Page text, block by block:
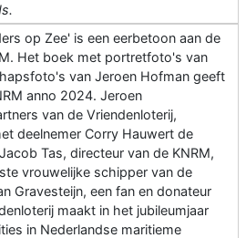
op Zee' is een eerbetoon aan de
Het boek met portretfoto's van
van Jeroen Hofman geeft
anno 2024. Jeroen
van de Vriendenloterij,
deelnemer Corry Hauwert de
Tas, directeur van de KNRM,
vrouwelijke schipper van de
Gravesteijn, een fan en donateur
maakt in het jubileumjaar
in Nederlandse maritieme